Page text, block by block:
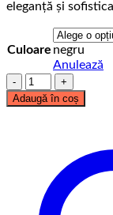
eleganță și
Culoare negru
Anulează
Cantitate
Geanta
plic
stralucitoare
Amanda
Adaugă în coș